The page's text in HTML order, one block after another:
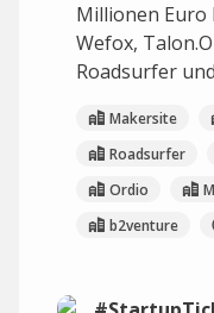
Millionen
Wefox,
Roadsurfer
Makersite
Roadsurfer
Ordio
b2venture